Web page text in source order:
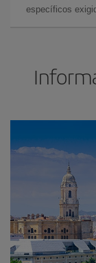
específicos